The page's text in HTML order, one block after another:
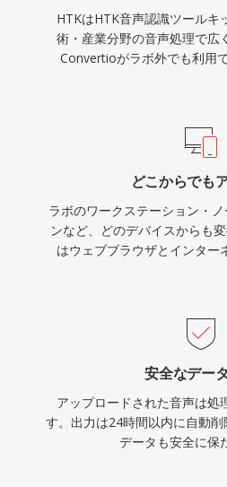
HTKはHTK音声認識ツールキ
術・産業分野の音声処理で広
Convertioがラボ外でも利用
どこからでも
ラボのワークステーション・
ンなど、どのデバイスからも
はウェブブラウザとインター
安全なデー
アップロードされた音声は処
す。出力は24時間以内に自動
データも安全に保